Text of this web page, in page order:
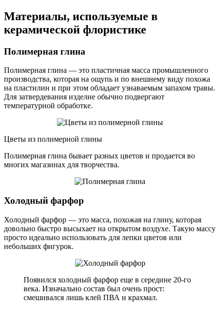
Материалы, используемые в
керамической флористике
Полимерная глина
Полимерная глина — это пластичная масса промышленного
производства, которая на ощупь и по внешнему виду похожа
на пластилин и при этом обладает узнаваемым запахом травы.
Для затвердевания изделие обычно подвергают
температурной обработке.
Цветы из полимерной глины
Полимерная глина бывает разных цветов и продается во
многих магазинах для творчества.
Холодный фарфор
Холодный фарфор — это масса, похожая на глину, которая
довольно быстро высыхает на открытом воздухе. Такую массу
просто идеально использовать для лепки цветов или
небольших фигурок.
Появился холодный фарфор еще в середине 20-го
века. Изначально состав был очень прост:
смешивался лишь клей ПВА и крахмал.